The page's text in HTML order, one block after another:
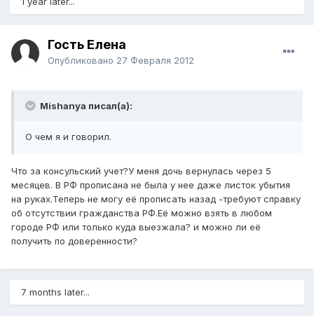
Гость Елена
Опубликовано 27 Февраля 2012
Mishanya писал(а):
О чем я и говорил.
Что за консульский учет?У меня дочь вернулась через 5
месяцев. В РФ прописана не была у нее даже листок убытия
на руках.Теперь не могу её прописать назад -требуют справку
об отсутствии гражданства РФ.Её можно взять в любом
городе РФ или только куда выезжала? и можно ли её
получить по доверенности?
7 months later...